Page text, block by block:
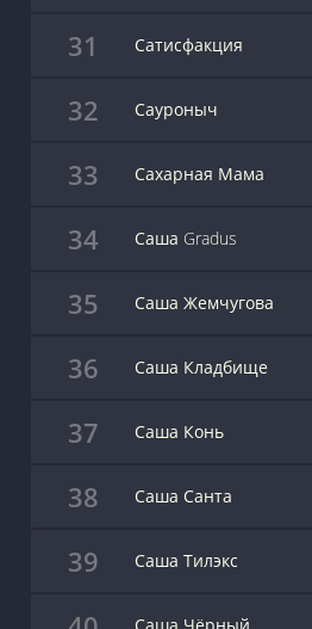
31 Сатисфакция
32 Сауроныч
33 Сахарная Мама
34 Саша Gradus
35 Саша Жемчугова
36 Саша Кладбище
37 Саша Конь
38 Саша Санта
39 Саша Тилэкс